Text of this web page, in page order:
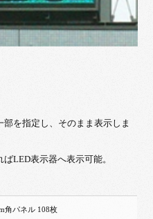
を指定し、そのまま表示しま
LED表示器へ表示可能。
角パネル 108枚